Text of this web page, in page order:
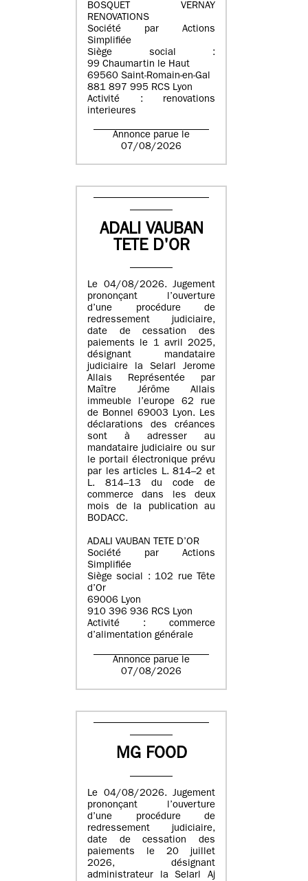
BOSQUET VERNAY
RENOVATIONS
Société par Actions
Simplifiée
Siège social :
99 Chaumartin le Haut
69560 Saint-Romain-en-Gal
881 897 995 RCS Lyon
Activité : renovations
interieures
Annonce parue le
07/08/2026
ADALI VAUBAN
TETE D'OR
Le 04/08/2026. Jugement
prononçant l’ouverture
d’une procédure de
redressement judiciaire,
date de cessation des
paiements le 1 avril 2025,
désignant mandataire
judiciaire la Selarl Jerome
Allais Représentée par
Maître Jérôme Allais
immeuble l’europe 62 rue
de Bonnel 69003 Lyon. Les
déclarations des créances
sont à adresser au
mandataire judiciaire ou sur
le portail électronique prévu
par les articles L. 814–2 et
L. 814–13 du code de
commerce dans les deux
mois de la publication au
BODACC.
ADALI VAUBAN TETE D’OR
Société par Actions
Simplifiée
Siège social : 102 rue Tête
d’Or
69006 Lyon
910 396 936 RCS Lyon
Activité : commerce
d’alimentation générale
Annonce parue le
07/08/2026
MG FOOD
Le 04/08/2026. Jugement
prononçant l’ouverture
d’une procédure de
redressement judiciaire,
date de cessation des
paiements le 20 juillet
2026, désignant
administrateur la Selarl Aj